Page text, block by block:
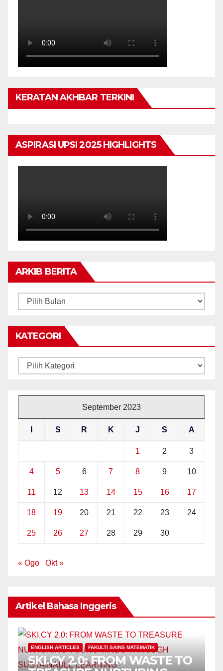
KERATAN AKHBAR TERKINI
ASPIRASI UPSI 2025 HIGHLIGHTS
ARKIB BERITA
ARKIB
KATEGORI
Kategori
September 2023
S R K J S A
1 2 3
4 5 6 7 8 9 10
11 12 13 14 15 16 17
18 19 20 21 22 23 24
25 26 27 28 29 30
« Ogo Okt »
Artikel Bahasa Inggeris
ENGLISH ARTICLES FAKULTI SAINS MATEMATIK
SKI.CY 2.0: FROM WASTE TO